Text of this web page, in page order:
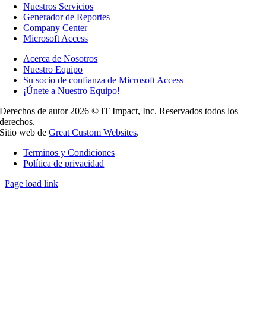
Nuestros Servicios
Generador de Reportes
Company Center
Microsoft Access
Acerca de Nosotros
Nuestro Equipo
Su socio de confianza de Microsoft Access
¡Únete a Nuestro Equipo!
Derechos de autor 2026 © IT Impact, Inc. Reservados todos los
derechos.
Sitio web deGreat Custom Websites.
Terminos y Condiciones
Política de privacidad
Page load link